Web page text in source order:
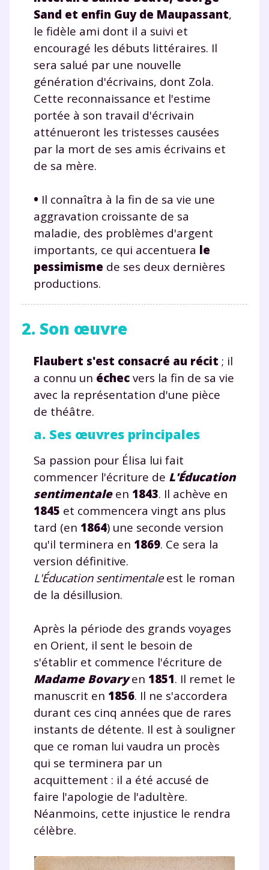
Sand et enfin Guy de Maupassant,
le fidèle ami dont il a suivi et
encouragé les débuts littéraires. Il
sera salué par une nouvelle
génération d'écrivains, dont Zola.
Cette reconnaissance et l'estime
portée à son travail d'écrivain
atténueront les tristesses causées
par la mort de ses amis écrivains et
de sa mère.
• Il connaîtra à la fin de sa vie une
aggravation croissante de sa
maladie, des problèmes d'argent
importants, ce qui accentuera le
pessimisme de ses deux dernières
productions.
2. Son œuvre
Flaubert s'est consacré au récit ; il
a connu un échec vers la fin de sa vie
avec la représentation d'une pièce
de théâtre.
a. Ses œuvres principales
Sa passion pour Élisa lui fait
commencer l'écriture de L'Éducation
sentimentaleen 1843. Il achève en
1845 et commencera vingt ans plus
tard (en 1864) une seconde version
qu'il terminera en 1869. Ce sera la
version définitive.
L'Éducation sentimentaleest le roman
de la désillusion.
Après la période des grands voyages
en Orient, il sent le besoin de
s'établir et commence l'écriture de
Madame Bovaryen 1851. Il remet le
manuscrit en 1856. Il ne s'accordera
durant ces cinq années que de rares
instants de détente. Il est à souligner
que ce roman lui vaudra un procès
qui se terminera par un
acquittement : il a été accusé de
faire l'apologie de l'adultère.
Néanmoins, cette injustice le rendra
célèbre.